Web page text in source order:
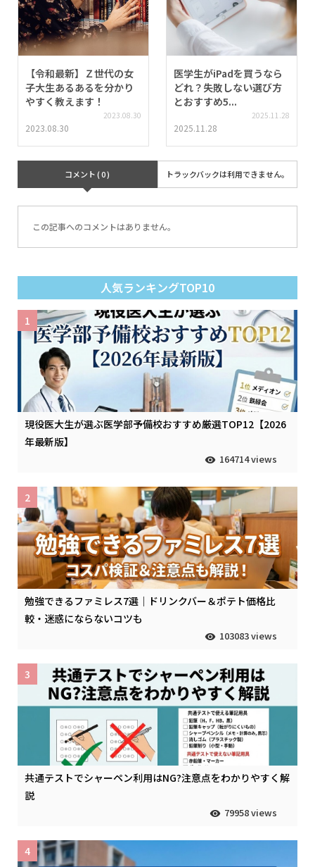
【令和最新】Ｚ世代の女
子大生あるあるを分かり
やすく教えます！
2023.08.30
2023.08.30
医学生がiPadを買うなら
どれ？失敗しない選び方
とおすすめ5...
2025.11.28
2025.11.28
コメント ( 0 ) トラックバックは利用できません。
この記事へのコメントはありません。
人気ランキングTOP10
現役医大生が選ぶ医学部予備校おすすめ厳選TOP12【2026
年最新版】
164714 views
1
勉強できるファミレス7選｜ドリンクバー＆ポテト価格比
較・迷惑にならないコツも
103083 views
2
共通テストでシャーペン利用はNG?注意点をわかりやすく解
説
79958 views
3
4